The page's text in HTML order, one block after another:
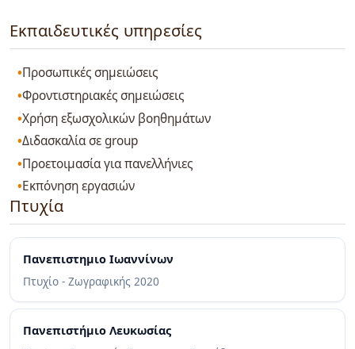
Εκπαιδευτικές υπηρεσίες
Προσωπικές σημειώσεις
Φροντιστηριακές σημειώσεις
Χρήση εξωσχολικών βοηθημάτων
Διδασκαλία σε group
Προετοιμασία για πανελλήνιες
Εκπόνηση εργασιών
Πτυχία
Πανεπιστημιο Ιωαννίνων
Πτυχίο - Ζωγραφικής 2020
Πανεπιστήμιο Λευκωσίας